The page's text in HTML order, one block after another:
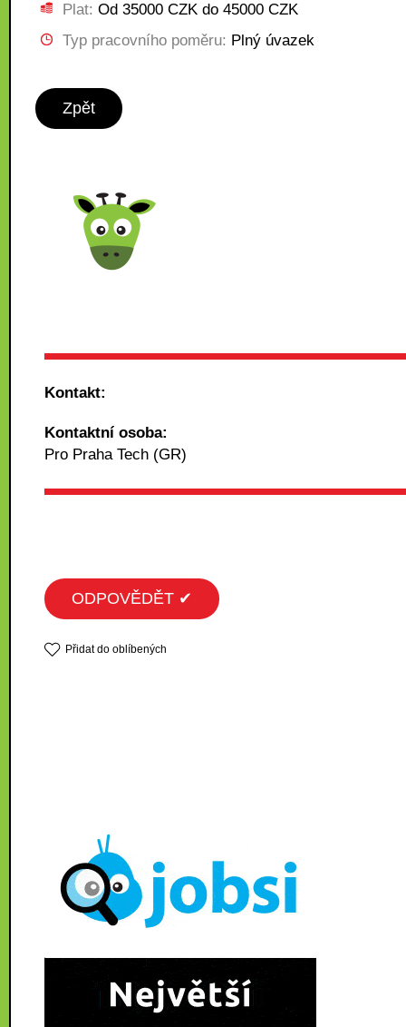
Plat: Od 35000 CZK do 45000 CZK
Typ pracovního poměru: Plný úvazek
Zpět
Kontakt:
Kontaktní osoba:
Pro Praha Tech (GR)
ODPOVĚDĚT ✔
Přidat do oblíbených